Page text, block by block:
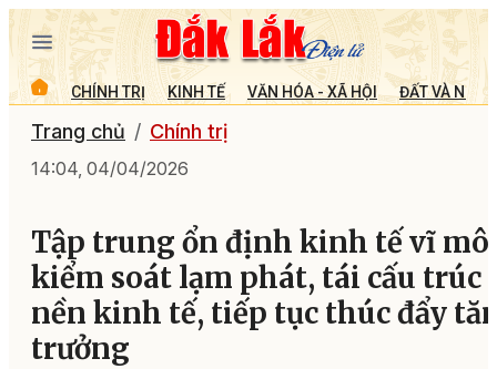
CHÍNH TRỊ KINH TẾ VĂN HÓA - XÃ HỘI ĐẤT VÀ
Trang chủ Chính trị
14:04, 04/04/2026
Tập trung ổn định kinh tế vĩ mô,
kiểm soát lạm phát, tái cấu trúc
nền kinh tế, tiếp tục thúc đẩy
trưởng